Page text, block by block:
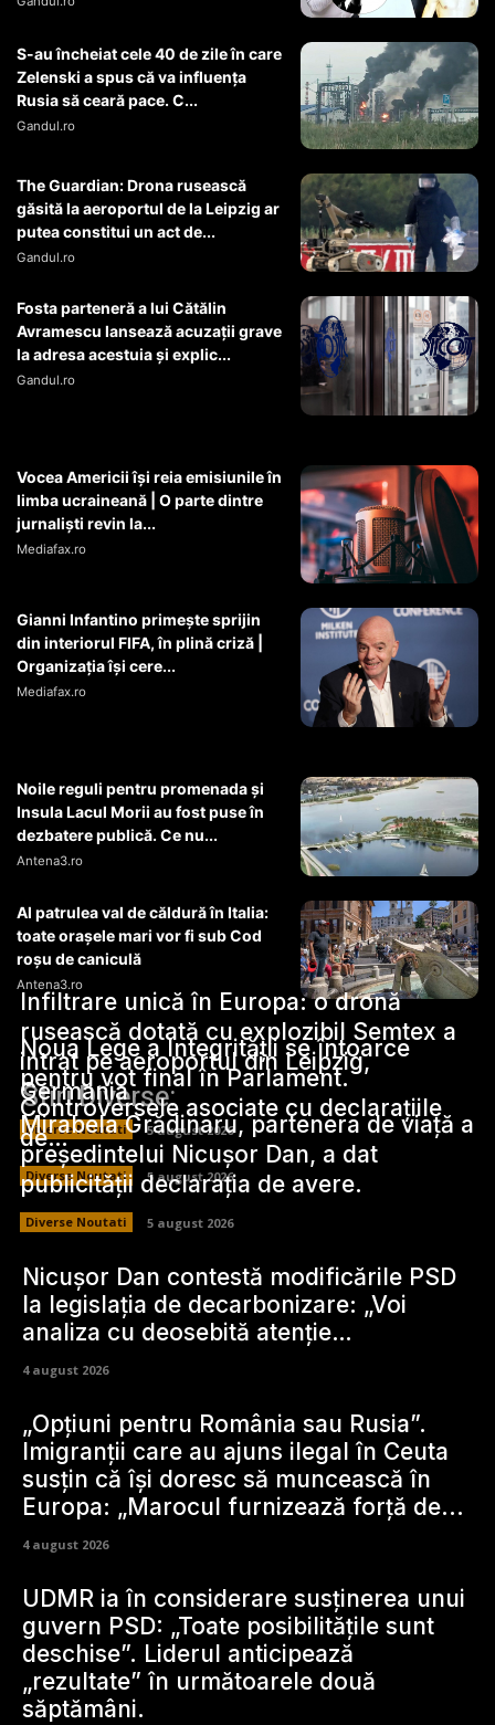
S-au încheiat cele 40 de zile în care
Zelenski a spus că va influența
Rusia să ceară pace. C...
Gandul.ro
The Guardian: Drona rusească
găsită la aeroportul de la Leipzig ar
putea constitui un act de...
Gandul.ro
Fosta parteneră a lui Cătălin
Avramescu lansează acuzații grave
la adresa acestuia și explic...
Gandul.ro
Vocea Americii își reia emisiunile în
limba ucraineană | O parte dintre
jurnaliști revin la...
Mediafax.ro
Gianni Infantino primește sprijin
din interiorul FIFA, în plină criză |
Organizația își cere...
Mediafax.ro
Noile reguli pentru promenada și
Insula Lacul Morii au fost puse în
dezbatere publică. Ce nu...
Antena3.ro
Al patrulea val de căldură în Italia:
toate orașele mari vor fi sub Cod
roșu de caniculă
Antena3.ro
Stiri Diverse:
Infiltrare unică în Europa: o dronă
rusească dotată cu explozibil Semtex a
intrat pe aeroportul din Leipzig,
Germania
Diverse Noutati 5 august 2026
Noua Lege a Integrității se întoarce
pentru vot final în Parlament.
Controversele asociate cu declarațiile
de…
Diverse Noutati 5 august 2026
Mirabela Grădinaru, partenera de viață a
președintelui Nicușor Dan, a dat
publicității declarația de avere.
Diverse Noutati 5 august 2026
Nicușor Dan contestă modificările PSD
la legislația de decarbonizare: „Voi
analiza cu deosebită atenție…
4 august 2026
„Opțiuni pentru România sau Rusia”.
Imigranții care au ajuns ilegal în Ceuta
susțin că își doresc să muncească în
Europa: „Marocul furnizează forță de...
4 august 2026
UDMR ia în considerare susținerea unui
guvern PSD: „Toate posibilitățile sunt
deschise”. Liderul anticipează
„rezultate” în următoarele două
săptămâni.